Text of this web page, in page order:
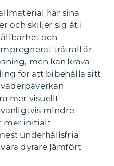
har sina
och skiljer sig åt i
och
trätrall är
men kan kräva
för att bibehålla sitt
mer visuellt
mindre
mer initialt.
underhållsfria
dyrare jämfört